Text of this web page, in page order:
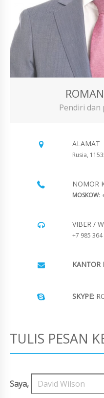
Pendiri
ALAMAT
Rusia,
NOMOR
MOSKOW:
VIBER /
+7 985
KANTOR
SKYPE:
TULIS PESAN
Saya,